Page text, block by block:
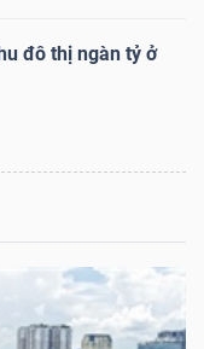
đô thị ngàn tỷ ở